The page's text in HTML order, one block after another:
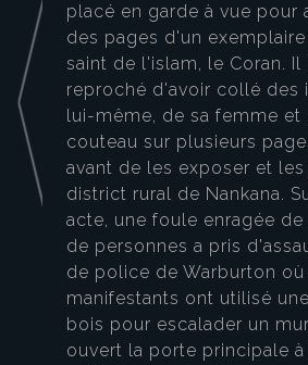
placé en garde à vue pour
des pages d'un
saint de l'islam, le Coran. Il
reproché d'avoir collé des
lui-même, de sa femme et
couteau sur plusieurs
avant de les exposer et
district rural de Nankana.
acte, une foule enragée de
de personnes a pris
de police de Warburton où
manifestants ont utilisé
bois pour escalader un
ouvert la porte principale